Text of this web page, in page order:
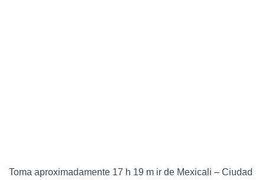
Toma aproximadamente 17 h 19 m ir de Mexicali – Ciudad